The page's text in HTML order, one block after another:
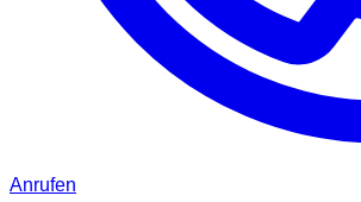
Anrufen